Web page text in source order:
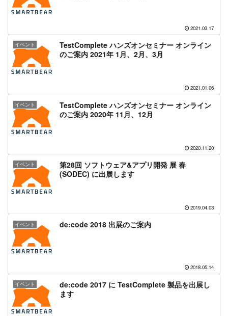
2021.03.17
イベント
TestComplete ハンズオンセミナー オンライン
のご案内 2021年 1月、2月、3月
2021.01.06
イベント
TestComplete ハンズオンセミナー オンライン
のご案内 2020年 11月、12月
2020.11.20
イベント
第28回 ソフトウェア&アプリ開発 展 春
(SODEC) に出展します
2019.04.03
イベント de:code 2018 出展のご案内
2018.05.14
イベント
de:code 2017 に TestComplete 製品を出展し
ます